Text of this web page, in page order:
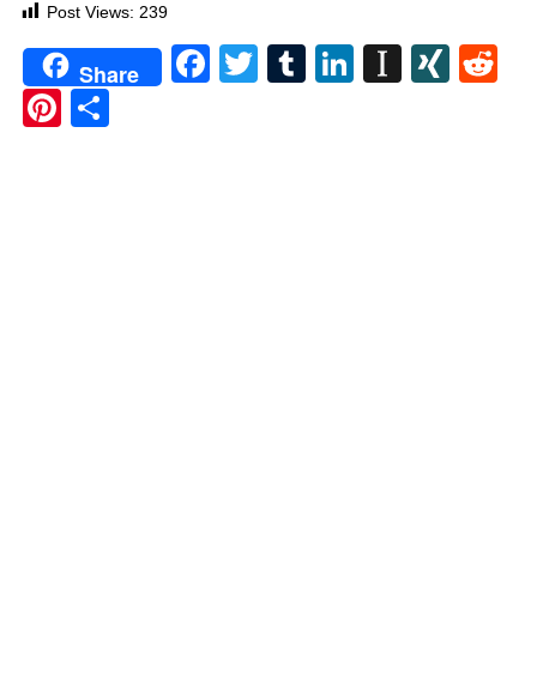
Post Views: 239
Share Facebook
TwitterTumblrLinkedIn
Pinterest